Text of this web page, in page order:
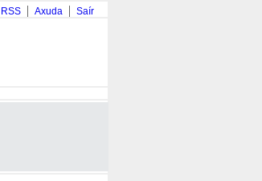
Saír
Axuda
RSS